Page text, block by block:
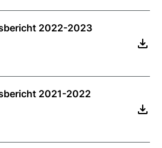
2022-2023
2021-2022